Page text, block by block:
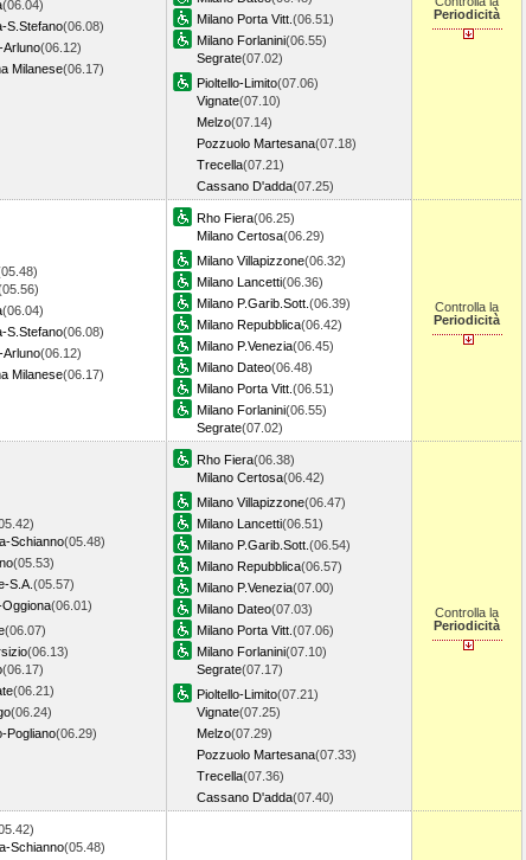
(06.04)
S.Stefano(06.08)
Arluno(06.12)
Milanese(06.17)
Milano Porta Vitt. (06.51)
Milano Forlanini(06.55)
Segrate(07.02)
Pioltello-Limito(07.06)
Vignate(07.10)
Melzo(07.14)
Pozzuolo Martesana(07.18)
Trecella(07.21)
Cassano D'adda(07.25)
Periodicità
(06.04)
S.Stefano(06.08)
Arluno(06.12)
Milanese(06.17)
Rho Fiera(06.25)
Milano Certosa(06.29)
Milano Villapizzone(06.32)
Milano Lancetti(06.36)
Milano P.Garib.Sott. (06.39)
Milano Repubblica(06.42)
Milano P.Venezia(06.45)
Milano Dateo(06.48)
Milano Porta Vitt. (06.51)
Milano Forlanini(06.55)
Segrate(07.02)
Controlla la
Periodicità
Schianno(05.48)
(05.53)
S.A. (05.57)
(06.01)
(06.07)
(06.13)
(06.17)
(06.21)
(06.24)
Pogliano(06.29)
Rho Fiera(06.38)
Milano Certosa(06.42)
Milano Villapizzone(06.47)
Milano Lancetti(06.51)
Milano P.Garib.Sott. (06.54)
Milano Repubblica(06.57)
Milano P.Venezia(07.00)
Milano Dateo(07.03)
Milano Porta Vitt. (07.06)
Milano Forlanini(07.10)
Segrate(07.17)
Pioltello-Limito(07.21)
Vignate(07.25)
Melzo(07.29)
Pozzuolo Martesana(07.33)
Trecella(07.36)
Cassano D'adda(07.40)
Controlla la
Periodicità
Schianno(05.48)